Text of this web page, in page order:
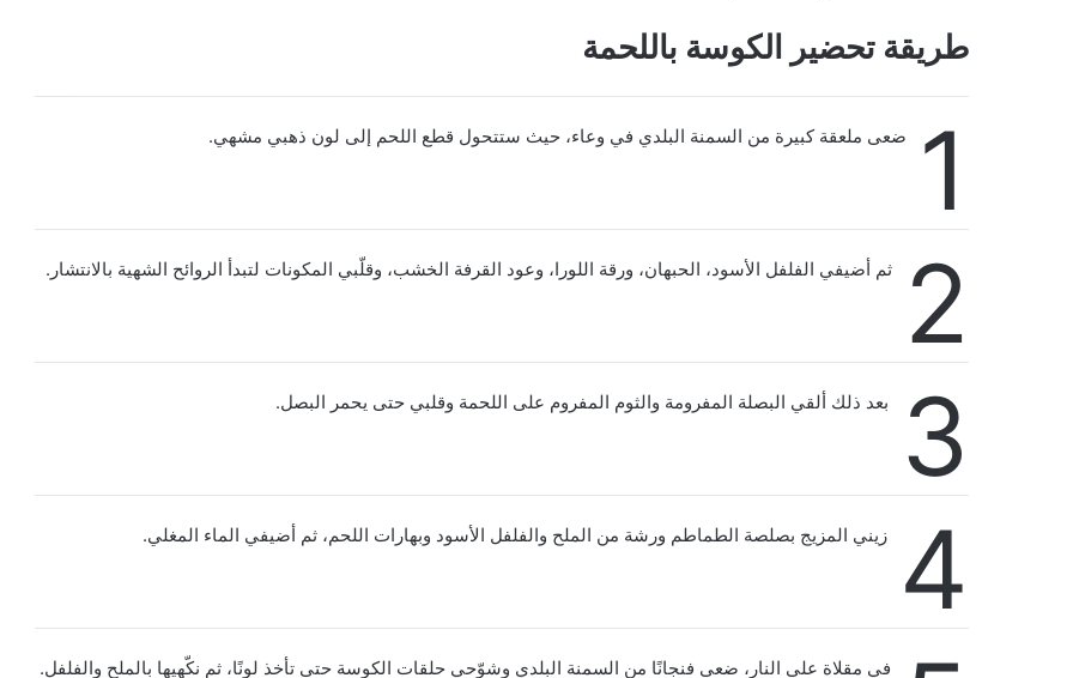
طريقة تحضير الكوسة باللحمة
1 ضعى ملعقة كبيرة من السمنة البلدي في وعاء، حيث ستتحول قطع اللحم إلى لون ذهبي مشهي.
2 ثم أضيفي الفلفل الأسود، الحبهان، ورقة اللورا، وعود القرفة الخشب، وقلّبي المكونات لتبدأ الروائح الشهية بالانتشار.
3 بعد ذلك ألقي البصلة المفرومة والثوم المفروم على اللحمة وقلبي حتى يحمر البصل.
4 زيني المزيج بصلصة الطماطم ورشة من الملح والفلفل الأسود وبهارات اللحم، ثم أضيفي الماء المغلي.
في مقلاة على النار، ضعى فنجانًا من السمنة البلدي وشوّحي حلقات الكوسة حتى تأخذ لونًا، ثم نكّهيها بالملح والفلفل.